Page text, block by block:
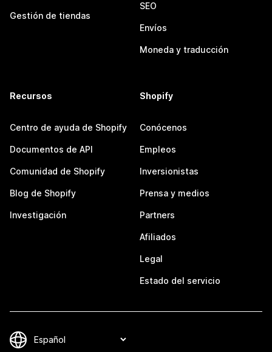
Gestión de tiendas
SEO
Envíos
Moneda y traducción
Recursos
Centro de ayuda de Shopify
Documentos de API
Comunidad de Shopify
Blog de Shopify
Investigación
Shopify
Conócenos
Empleos
Inversionistas
Prensa y medios
Partners
Afiliados
Legal
Estado del servicio